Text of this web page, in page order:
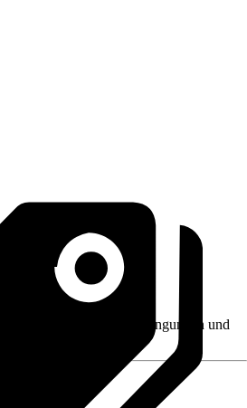
wie z. B. Rückgabebedingungen und
den Verkäufernamen.